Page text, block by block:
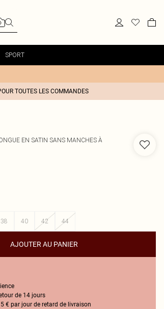
SPORT
TOUTES LES COMMANDES
EN SATIN SANS MANCHES À
38 40 42 44
AJOUTER AU PANIER
de 14 jours
€ par jour de retard de livraison